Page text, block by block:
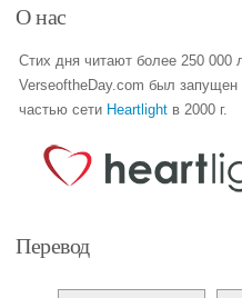
О нас
Стих дня читают более 250
VerseoftheDay.com был
частью сети Heartlight в 2000 г.
Перевод